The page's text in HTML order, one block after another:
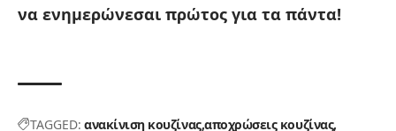
να ενημερώνεσαι πρώτος για τα πάντα!
TAGGED: ανακίνιση κουζίναςαποχρώσεις κουζίνας